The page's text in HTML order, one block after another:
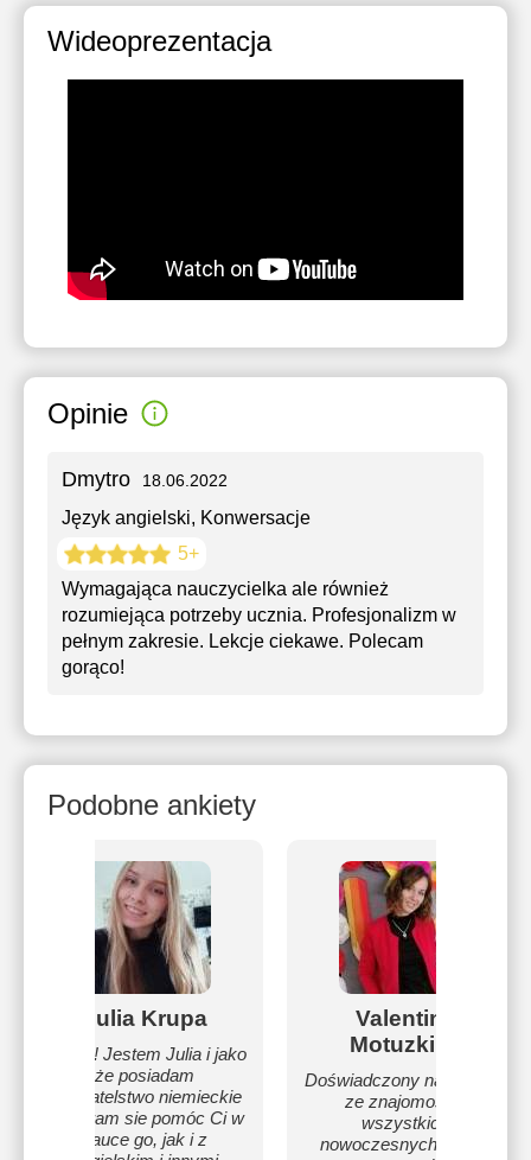
Wideoprezentacja
Opinie
Dmytro 18.06.2022
Język angielski, Konwersacje
5+
Wymagająca nauczycielka ale również
rozumiejąca potrzeby ucznia. Profesjonalizm w
pełnym zakresie. Lekcje ciekawe. Polecam
gorąco!
Podobne ankiety
Julia Krupa
Cześć! Jestem Julia i jako
że posiadam
obywatelstwo niemieckie
postaram sie pomóc Ci w
nauce go, jak i z
Valentina
Motuzkina
Doświadczony nauczyciel
ze znajomością
wszystkich
nowoczesnych metod